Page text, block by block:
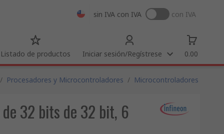
sin IVA con IVA con IVA
Listado de productos Iniciar sesión/Regístrese 0.00
/ Procesadores y Microcontroladores / Microcontroladores
32 bits de 32 bit, 6